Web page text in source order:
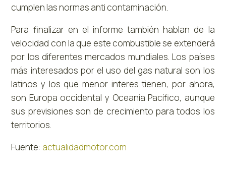
cumplen las normas anti contaminación.
Para finalizar en el informe también hablan de la
velocidad con la que este combustible se extenderá
por los diferentes mercados mundiales. Los países
más interesados por el uso del gas natural son los
latinos y los que menor interes tienen, por ahora,
son Europa occidental y Oceanía Pacífico, aunque
sus previsiones son de crecimiento para todos los
territorios.
Fuente: actualidadmotor.com